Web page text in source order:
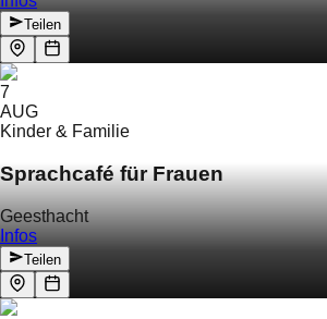
Teilen
7
AUG
Kinder & Familie
Sprachcafé für Frauen
Geesthacht
Infos
Teilen